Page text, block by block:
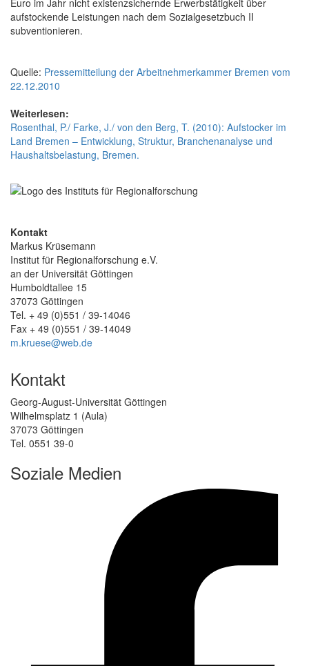
aufstockende Leistungen nach dem Sozialgesetzbuch II
subventionieren.
Quelle: Pressemitteilung der Arbeitnehmerkammer Bremen vom
22.12.2010
Weiterlesen:
Rosenthal, P./ Farke, J./ von den Berg, T. (2010): Aufstocker im
Land Bremen – Entwicklung, Struktur, Branchenanalyse und
Haushaltsbelastung, Bremen.
Kontakt
Markus Krüsemann
Institut für Regionalforschung e.V.
an der Universität Göttingen
Humboldtallee 15
37073 Göttingen
Tel. + 49 (0)551 / 39-14046
Fax + 49 (0)551 / 39-14049
m.kruese@web.de
Kontakt
Georg-August-Universität Göttingen
Wilhelmsplatz 1 (Aula)
37073 Göttingen
Tel. 0551 39-0
Soziale Medien